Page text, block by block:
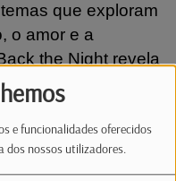
e funcionalidades oferecidos
dos nossos utilizadores.
que exploram
o amor e a
the Night revela
Go By Brooks,
e de uma
O primeiro
da banda